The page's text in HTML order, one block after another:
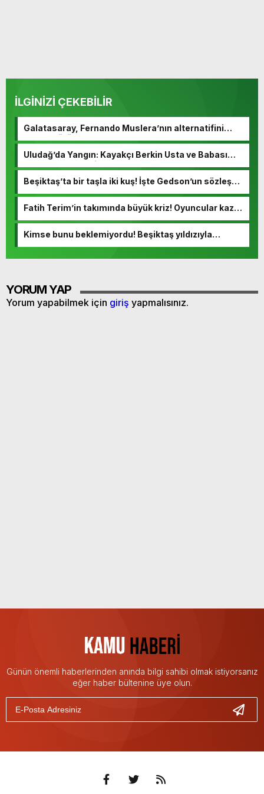
İLGİNİZİ ÇEKEBİLİR
Galatasaray, Fernando Muslera’nın alternatifini
buldu! Görüşmeler başladı
Uludağ’da Yangın: Kayakçı Berkin Usta ve Babası
Hayatını Kaybetti
Beşiktaş’ta bir taşla iki kuş! İşte Gedson’un sözleşme
Fatih Terim’in takımında büyük kriz! Oyuncular kazan
Kimse bunu beklemiyordu! Beşiktaş yıldızıyla
YORUM YAP
Yorum yapabilmek için giriş yapmalısınız.
Günün önemli haberlerinden anında bilgi sahibi olmak istiyorsanız
eğer haber bültenine üye olun.